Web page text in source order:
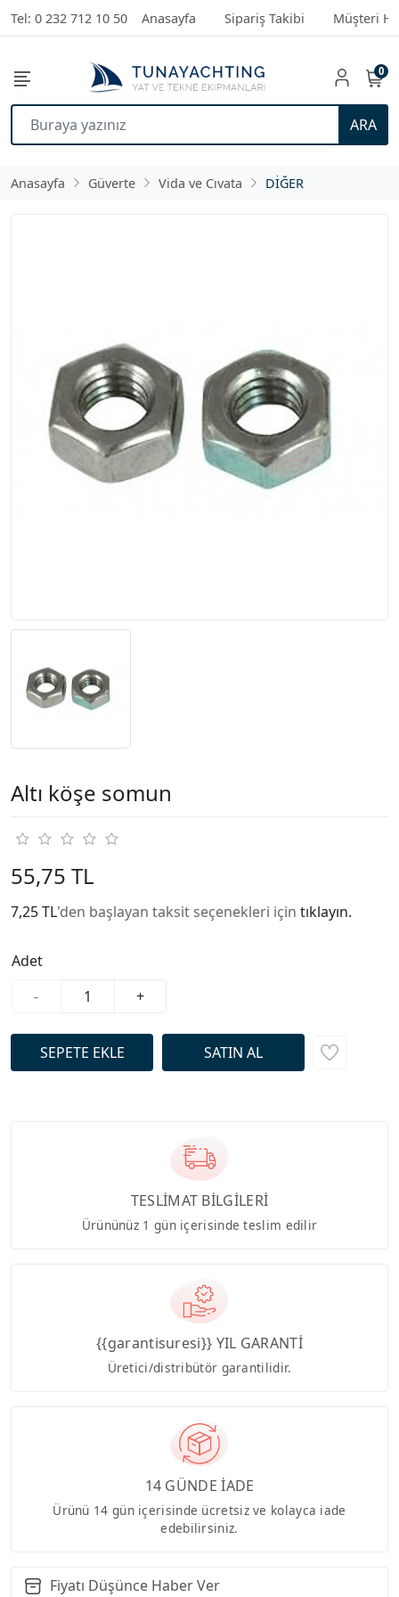
Tel: 0 232 712 10 50 Anasayfa Sipariş Takibi Müşteri
ARA
0
Anasayfa Güverte Vida ve Cıvata DİĞER
Altı köşe somun
55,75 TL
7,25 TL'den başlayan taksit seçenekleri için tıklayın.
Adet
-
+
TESLİMAT BİLGİLERİ
Ürününüz 1 gün içerisinde teslim edilir
{{garantisuresi}} YIL GARANTİ
Üretici/distribütör garantilidir.
14 GÜNDE İADE
Ürünü 14 gün içerisinde ücretsiz ve kolayca iade
edebilirsiniz.
Fiyatı Düşünce Haber Ver